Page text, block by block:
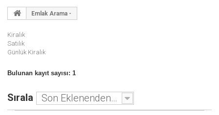
Emlak Arama -
Kiralık
Satılık
Günlük Kiralık
Bulunan kayıt sayısı: 1
Sırala Son Eklenenden - Eskiye